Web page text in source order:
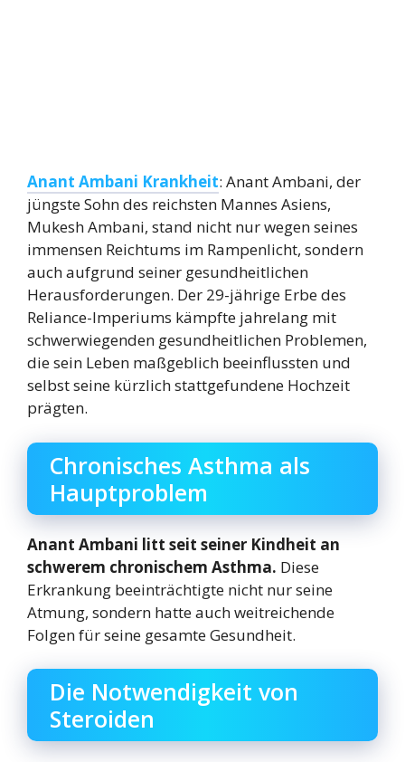
Anant Ambani Krankheit: Anant Ambani, der
jüngste Sohn des reichsten Mannes Asiens,
Mukesh Ambani, stand nicht nur wegen seines
immensen Reichtums im Rampenlicht, sondern
auch aufgrund seiner gesundheitlichen
Herausforderungen. Der 29-jährige Erbe des
Reliance-Imperiums kämpfte jahrelang mit
schwerwiegenden gesundheitlichen Problemen,
die sein Leben maßgeblich beeinflussten und
selbst seine kürzlich stattgefundene Hochzeit
prägten.
Chronisches Asthma als
Hauptproblem
Anant Ambani litt seit seiner Kindheit an
schwerem chronischem Asthma. Diese
Erkrankung beeinträchtigte nicht nur seine
Atmung, sondern hatte auch weitreichende
Folgen für seine gesamte Gesundheit.
Die Notwendigkeit von
Steroiden